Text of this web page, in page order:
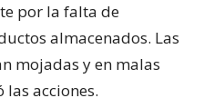
por la falta de
almacenados. Las
mojadas y en malas
acciones.